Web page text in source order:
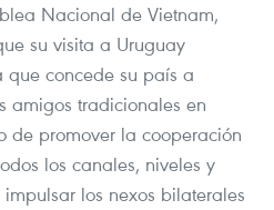
Nacional de Vietnam,
su visita a Uruguay
concede su país a
amigos tradicionales en
de promover la cooperación
los canales, niveles y
los nexos bilaterales